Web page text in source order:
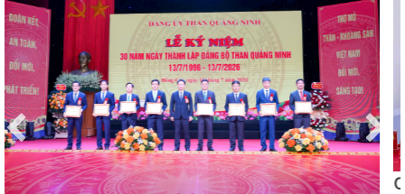
Công đoàn Than – Khoáng sản Việt Nam kiểm tra